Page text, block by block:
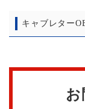
キャブレター
お